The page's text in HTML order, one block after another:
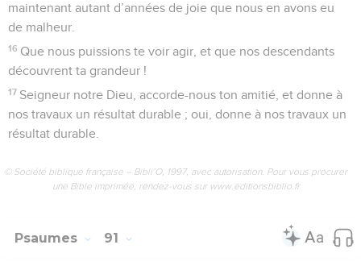
maintenant autant d’années de joie que nous en avons eu
de malheur.
16 Que nous puissions te voir agir, et que nos descendants
découvrent ta grandeur !
17 Seigneur notre Dieu, accorde-nous ton amitié, et donne à
nos travaux un résultat durable ; oui, donne à nos travaux un
résultat durable.
© Société biblique française – Bibli’O, 1997, avec autorisation. Pour vous procurer
une Bible imprimée, rendez-vous sur www.editionsbiblio.fr
Psaumes 91